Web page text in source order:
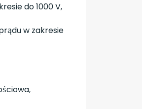
do 1000 V,
w zakresie